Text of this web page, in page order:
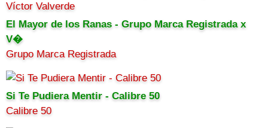
El Mayor de los Ranas - Grupo Marca Registrada x
V�
Grupo Marca Registrada
Si Te Pudiera Mentir - Calibre 50
Calibre 50